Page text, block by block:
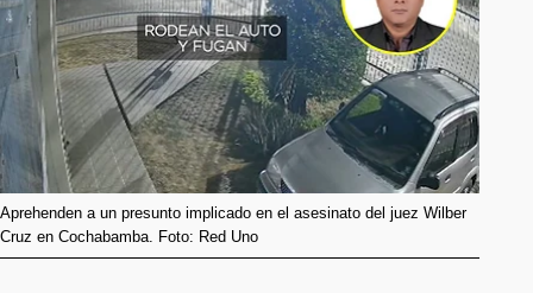
Aprehenden a un presunto implicado en el asesinato del juez Wilber
Cruz en Cochabamba. Foto: Red Uno